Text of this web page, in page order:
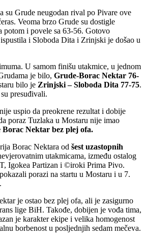
su Grude neugodan rival po Pivare ove
Veoma brzo Grude su dostigle
potom i povele sa 63-56. Gotovo
i Sloboda Dita i Zrinjski je došao u
U samom finišu utakmice, u jednom
je bilo, Grude-Borac Nektar 76-
bilo je Zrinjski – Sloboda Dita 77-75.
presuđivali.
uspio da preokrene rezultat i dobije
poraz Tuzlaka u Mostaru nije imao
Borac Nektar bez plej ofa.
Borac Nektara od šest uzastopnih
utakmicama, između ostalog
Igokea Partizan i ©iroki Prima Pivo.
porazi na startu u Mostaru i u 7.
je ostao bez plej ofa, ali je zasigurno
lige BiH. Takođe, dobijen je vođa tima,
je karakter ekipe i velika homogenost
borbenost u posljednjih sedam mečeva.